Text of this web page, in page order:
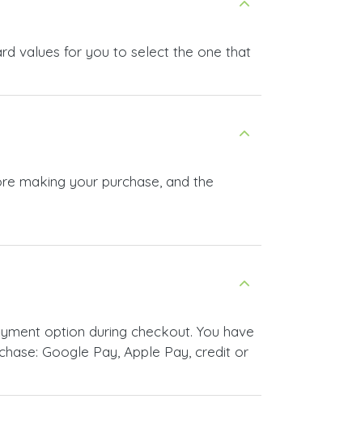
values for you to select the one that
making your purchase, and the
option during checkout. You have
Google Pay, Apple Pay, credit or